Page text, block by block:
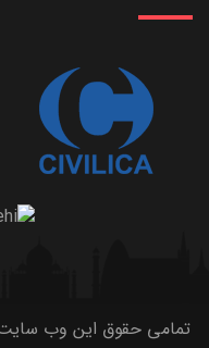
تمامی حقوق این وب سایت